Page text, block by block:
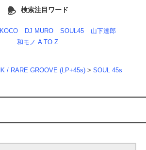
検索注目ワード
DJ MURO SOUL45
山下達郎
和モノ A TO Z
/ RARE GROOVE (LP+45s) > SOUL 45s